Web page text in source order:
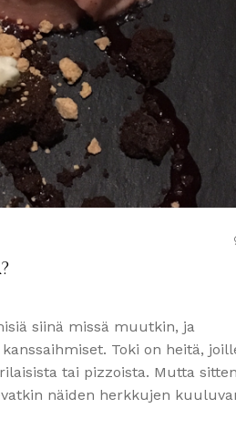
siinä missä muutkin, ja
Toki on heitä,
tai pizzoista. Mutta sitten
näiden herkkujen